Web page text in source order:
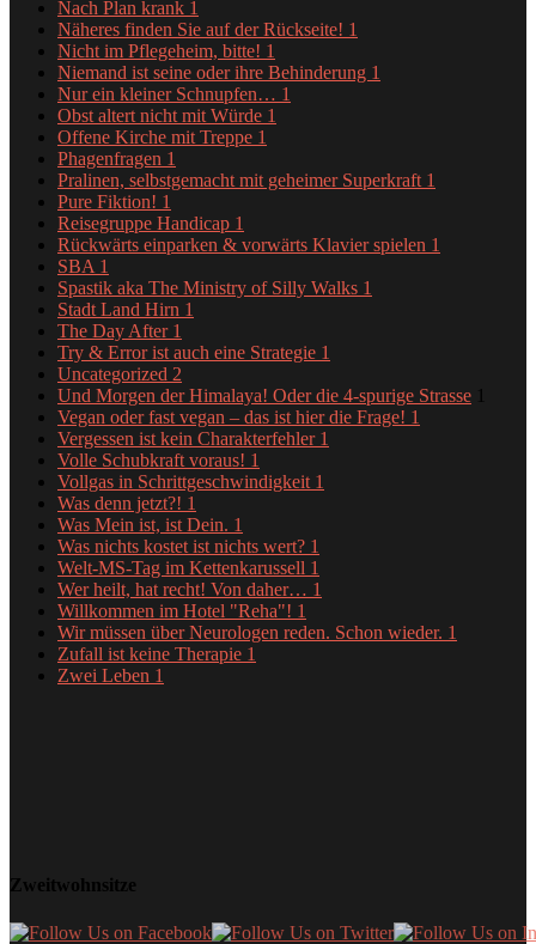
Nach Plan krank 1
Näheres finden Sie auf der Rückseite! 1
Nicht im Pflegeheim, bitte! 1
Niemand ist seine oder ihre Behinderung 1
Nur ein kleiner Schnupfen… 1
Obst altert nicht mit Würde 1
Offene Kirche mit Treppe 1
Phagenfragen 1
Pralinen, selbstgemacht mit geheimer Superkraft 1
Pure Fiktion! 1
Reisegruppe Handicap 1
Rückwärts einparken & vorwärts Klavier spielen 1
SBA 1
Spastik aka The Ministry of Silly Walks 1
Stadt Land Hirn 1
The Day After 1
Try & Error ist auch eine Strategie 1
Uncategorized 2
Und Morgen der Himalaya! Oder die 4-spurige Strasse 1
Vegan oder fast vegan – das ist hier die Frage! 1
Vergessen ist kein Charakterfehler 1
Volle Schubkraft voraus! 1
Vollgas in Schrittgeschwindigkeit 1
Was denn jetzt?! 1
Was Mein ist, ist Dein. 1
Was nichts kostet ist nichts wert? 1
Welt-MS-Tag im Kettenkarussell 1
Wer heilt, hat recht! Von daher… 1
Willkommen im Hotel "Reha"! 1
Wir müssen über Neurologen reden. Schon wieder. 1
Zufall ist keine Therapie 1
Zwei Leben 1
Zweitwohnsitze